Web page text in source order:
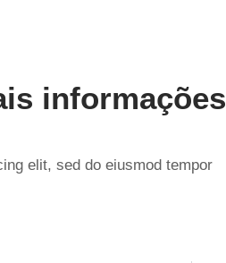
informações
elit, sed do eiusmod tempor